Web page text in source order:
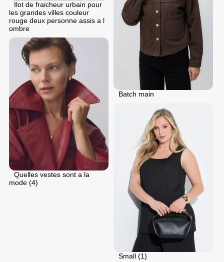
Ilot de fraicheur urbain pour
les grandes villes couleur
rouge deux personne assis a l
ombre
Batch main
Quelles vestes sont a la
mode (4)
Small (1)